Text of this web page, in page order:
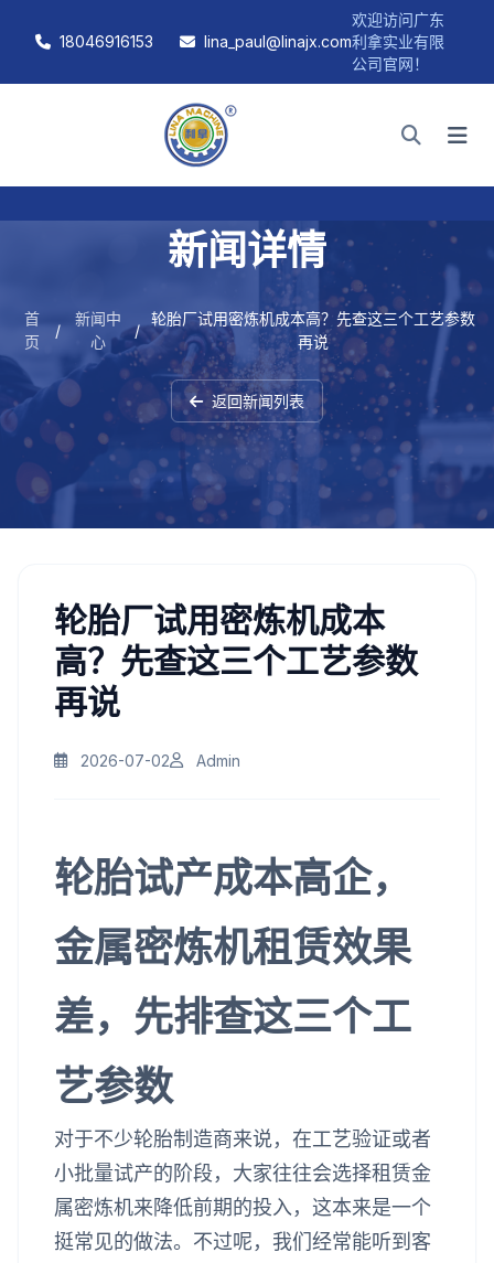
18046916153 lina_paul@linajx.com
欢迎访问广东
利拿实业有限
公司官网！
新闻详情
首
页
/
新闻中
心
/
轮胎厂试用密炼机成本高？先查这三个工艺参数
再说
返回新闻列表
轮胎厂试用密炼机成本
高？先查这三个工艺参数
再说
2026-07-02 Admin
轮胎试产成本高企，
金属密炼机租赁效果
差，先排查这三个工
艺参数
对于不少轮胎制造商来说，在工艺验证或者
小批量试产的阶段，大家往往会选择租赁金
属密炼机来降低前期的投入，这本来是一个
挺常见的做法。不过呢，我们经常能听到客